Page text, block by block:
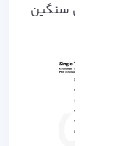
های سنگین